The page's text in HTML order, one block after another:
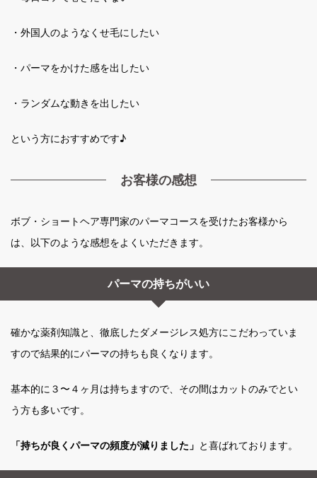
・外国人のようなくせ毛にしたい
・パーマをかけた感を出したい
・ランダムな動きを出したい
という方におすすめです♪
お客様の感想
ボブ・ショートヘア専門家のパーマコースを受けたお客様から
は、以下のような感想をよくいただきます。
パーマの持ちがいい
確かな薬剤知識と、徹底したダメージレス処方にこだわっていま
すので結果的にパーマの持ちも良くなります。
基本的に３〜４ヶ月は持ちますので、その間はカットのみでとい
う方も多いです。
「持ちが良くパーマの頻度が減りました」 と喜ばれております。